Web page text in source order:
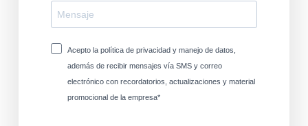
Acepto la política de privacidad y manejo de datos,
además de recibir mensajes vía SMS y correo
electrónico con recordatorios, actualizaciones y material
promocional de la empresa*